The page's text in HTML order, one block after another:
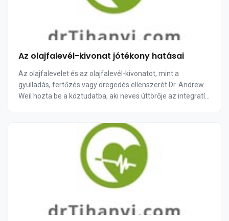
Az olajfalevél-kivonat jótékony hatásai
Az olajfalevelet és az olajfalevél-kivonatot, mint a
gyulladás, fertőzés vagy öregedés ellenszerét Dr. Andrew
Weil hozta be a köztudatba, aki neves úttörője az integratív